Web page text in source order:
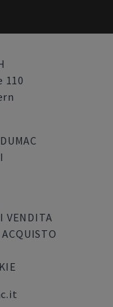
110
VENDITA